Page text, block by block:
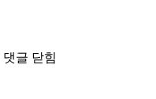
댓글 닫힘